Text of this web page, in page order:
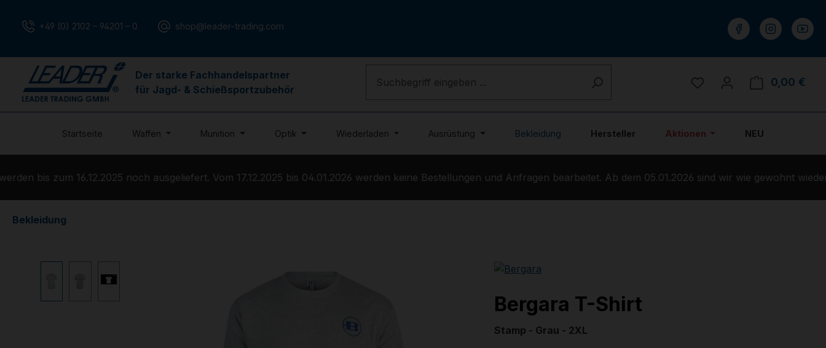
+49 (0) 2102 – 94201 – 0 shop@leader-trading.com
Der starke Fachhandelspartner
für Jagd- & Schießsportzubehör
Du hast 0 Produkte auf
0,00 €
Startseite Waffen Munition Optik Wiederladen Ausrüstung Bekleidung Hersteller Aktionen NEU
bis zum 16.12.2025 noch ausgeliefert. Vom 17.12.2025 bis 04.01.2026 werden keine Bestellungen und Anfragen bearbeitet. Ab dem 05.01.2026 sind wir wie gewohnt
Bekleidung
Bergara T-Shirt
Stamp - Grau - 2XL